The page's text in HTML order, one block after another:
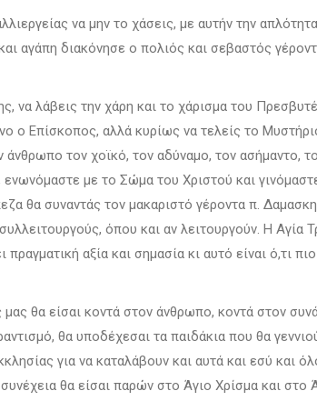
να μην το χάσεις, με αυτήν την
αγάπη διακόνησε ο πολιός και σεβαστός
να λάβεις την χάρη και το χάρισμα του
ο Επίσκοπος, αλλά κυρίως να τελείς το
τον χοϊκό, τον αδύναμο, τον ασήμαντο,
ενωνόμαστε με το Σώμα του Χριστού και
θα συναντάς τον μακαριστό γέροντα π.
όπου και αν λειτουργούν. Η Αγία
αξία και σημασία κι αυτό είναι ό,τι
θα είσαι κοντά στον άνθρωπο, κοντά στον
θα υποδέχεσαι τα παιδάκια που θα
για να καταλάβουν και αυτά και εσύ και
θα είσαι παρών στο Άγιο Χρίσμα και